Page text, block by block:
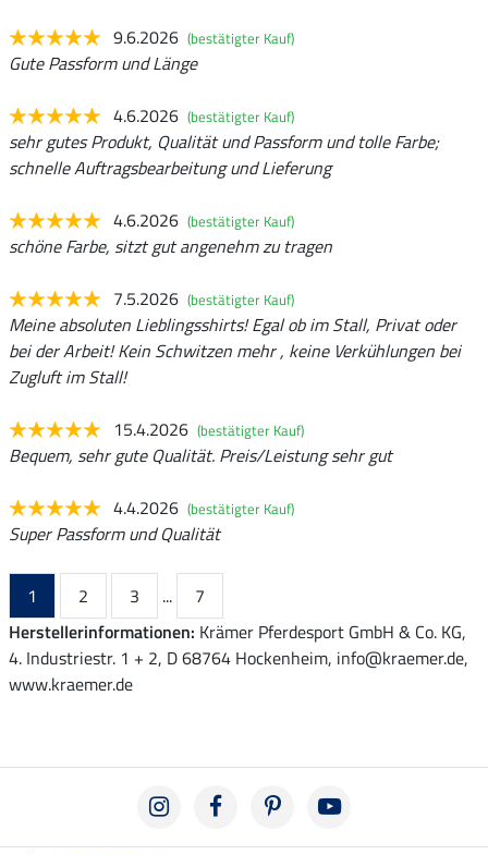
9.6.2026 (bestätigter Kauf)
Gute Passform und Länge
4.6.2026 (bestätigter Kauf)
sehr gutes Produkt, Qualität und Passform und tolle Farbe;
schnelle Auftragsbearbeitung und Lieferung
4.6.2026 (bestätigter Kauf)
schöne Farbe, sitzt gut angenehm zu tragen
7.5.2026 (bestätigter Kauf)
Meine absoluten Lieblingsshirts! Egal ob im Stall, Privat oder
bei der Arbeit! Kein Schwitzen mehr , keine Verkühlungen bei
Zugluft im Stall!
15.4.2026 (bestätigter Kauf)
Bequem, sehr gute Qualität. Preis/Leistung sehr gut
4.4.2026 (bestätigter Kauf)
Super Passform und Qualität
1 2 3 ...
7
Herstellerinformationen: Krämer Pferdesport GmbH & Co. KG,
4. Industriestr. 1 + 2, D 68764 Hockenheim, info@kraemer.de,
www.kraemer.de